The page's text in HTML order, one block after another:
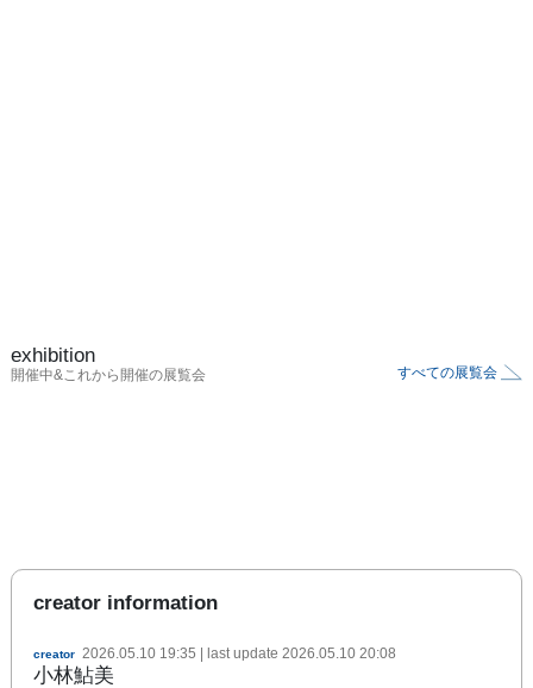
exhibition
開催中&これから開催の展覧会 すべての展覧会
creator information
creator 2026.05.10 19:35 | last update 2026.05.10 20:08
小林鮎美